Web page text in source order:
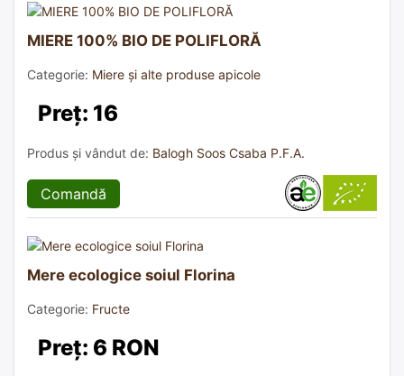
MIERE 100% BIO DE POLIFLORĂ
Categorie: Miere și alte produse apicole
Preț: 16
Produs și vândut de: Balogh Soos Csaba P.F.A.
Comandă
Mere ecologice soiul Florina
Categorie: Fructe
Preț: 6 RON